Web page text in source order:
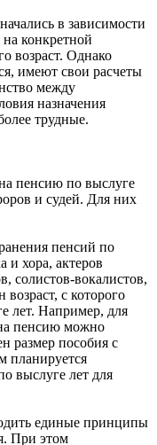
в зависимости
на конкретной
возраст. Однако
имеют свои расчеты
между
назначения
трудные.
пенсию по выслуге
и судей. Для них
пенсий по
и хора, актеров
солистов-вокалистов,
с которого
лет. Например, для
пенсию можно
размер пособия с
планируется
выслуге лет для
единые принципы
При этом